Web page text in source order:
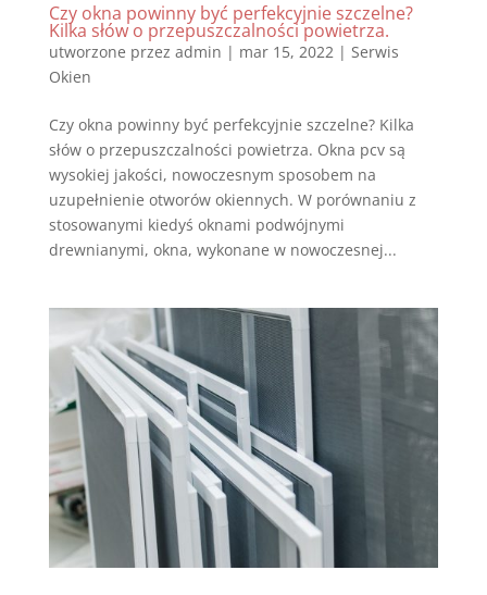
Czy okna powinny być perfekcyjnie szczelne?
Kilka słów o przepuszczalności powietrza.
utworzone przez admin | mar 15, 2022| Serwis
Okien
Czy okna powinny być perfekcyjnie szczelne? Kilka
słów o przepuszczalności powietrza. Okna pcv są
wysokiej jakości, nowoczesnym sposobem na
uzupełnienie otworów okiennych. W porównaniu z
stosowanymi kiedyś oknami podwójnymi
drewnianymi, okna, wykonane w nowoczesnej...